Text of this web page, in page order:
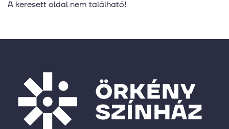
A keresett oldal nem található!